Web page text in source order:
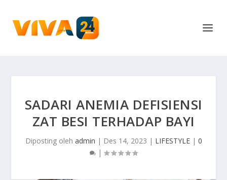
SADARI ANEMIA DEFISIENSI
ZAT BESI TERHADAP BAYI
Diposting oleh admin | Des 14, 2023 | LIFESTYLE| 0
|